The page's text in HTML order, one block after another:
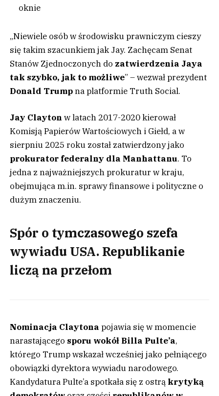
oknie
„Niewiele osób w środowisku prawniczym cieszy
się takim szacunkiem jak Jay. Zachęcam Senat
Stanów Zjednoczonych do zatwierdzenia Jaya
tak szybko, jak to możliwe” – wezwał prezydent
Donald Trumpna platformie Truth Social.
Jay Clayton w latach 2017-2020 kierował
Komisją Papierów Wartościowych i Giełd, a w
sierpniu 2025 roku został zatwierdzony jako
prokurator federalny dla Manhattanu. To
jedna z najważniejszych prokuratur w kraju,
obejmująca m.in. sprawy finansowe i polityczne o
dużym znaczeniu.
Spór o tymczasowego szefa
wywiadu USA. Republikanie
liczą na przełom
Nominacja Claytona pojawia się w momencie
narastającego sporu wokół Billa Pulte’a,
którego Trump wskazał wcześniej jako pełniącego
obowiązki dyrektora wywiadu narodowego.
Kandydatura Pulte’a spotkała się z ostrą krytyką